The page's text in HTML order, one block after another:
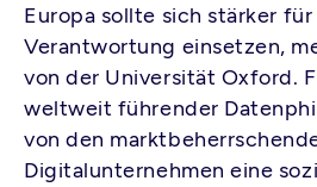
Europa sollte sich stärker
Verantwortung einsetzen,
von der Universität Oxford.
weltweit führender
von den
Digitalunternehmen eine